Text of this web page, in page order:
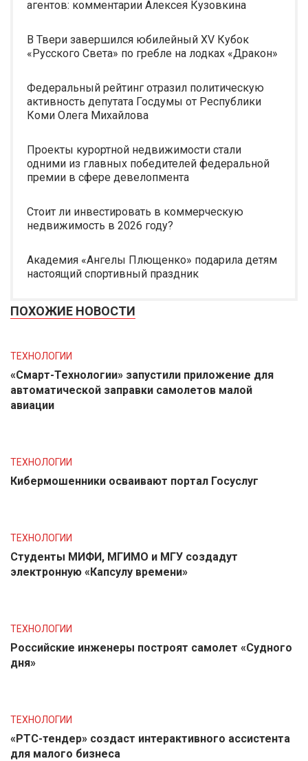
агентов: комментарии Алексея Кузовкина
В Твери завершился юбилейный XV Кубок
«Русского Света» по гребле на лодках «Дракон»
Федеральный рейтинг отразил политическую
активность депутата Госдумы от Республики
Коми Олега Михайлова
Проекты курортной недвижимости стали
одними из главных победителей федеральной
премии в сфере девелопмента
Стоит ли инвестировать в коммерческую
недвижимость в 2026 году?
Академия «Ангелы Плющенко» подарила детям
настоящий спортивный праздник
ПОХОЖИЕ НОВОСТИ
ТЕХНОЛОГИИ
«Смарт-Технологии» запустили приложение для
автоматической заправки самолетов малой
авиации
ТЕХНОЛОГИИ
Кибермошенники осваивают портал Госуслуг
ТЕХНОЛОГИИ
Студенты МИФИ, МГИМО и МГУ создадут
электронную «Капсулу времени»
ТЕХНОЛОГИИ
Российские инженеры построят самолет «Судного
дня»
ТЕХНОЛОГИИ
«РТС-тендер» создаст интерактивного ассистента
для малого бизнеса